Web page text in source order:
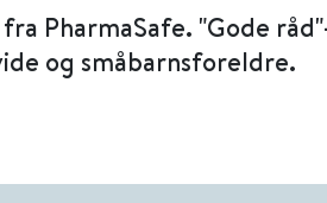
PharmaSafe. "Gode
og småbarnsforeldre.